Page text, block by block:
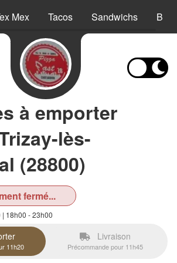
Mex Tacos Sandwichs
à emporter
lès-
(28800)
fermé...
18h00 - 23h00
11h20
Livraison
Précommande pour 11h45